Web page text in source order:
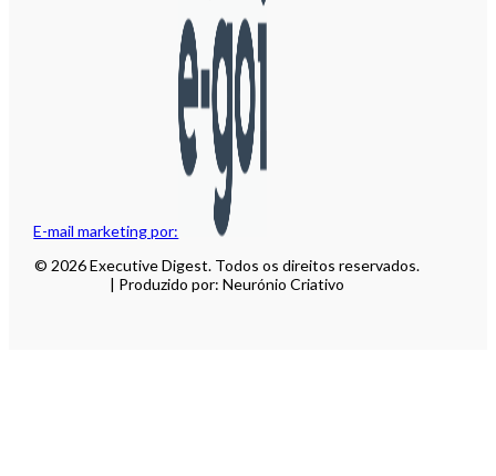
E-mail marketing por:
© 2026 Executive Digest. Todos os direitos reservados.
| Produzido por: Neurónio Criativo